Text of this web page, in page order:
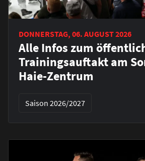
DONNERSTAG, 06. AUGUST 2026
Alle Infos zum
Trainingsauftakt am
Haie-Zentrum
Saison 2026/2027